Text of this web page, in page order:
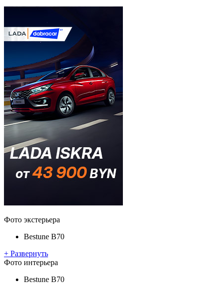
Фото экстерьера
Bestune B70
+ Развернуть
Фото интерьера
Bestune B70